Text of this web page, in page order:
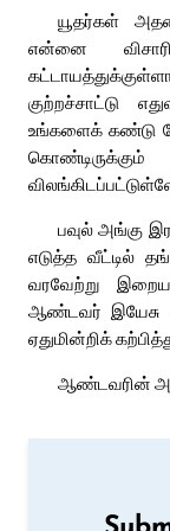
யூதர்கள்
என்னை
குற்றச்சாட்டு
உங்களைக் கண்டு
பவுல் அங்கு
எடுத்த வீட்டில்
வரவேற்று
ஆண்டவர் இயேசு
ஏதுமின்றிக்
ஆண்டவரின்